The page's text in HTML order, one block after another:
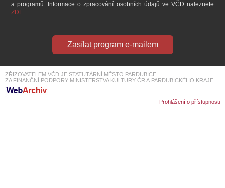
a programů. Informace o zpracování osobních údajů ve VČD naleznete
ZDE
Zasílat program e-mailem
ZŘIZOVATELEM VČD JE STATUTÁRNÍ MĚSTO PARDUBICE
ZA FINANČNÍ PODPORY MINISTERSTVA KULTURY ČR A PARDUBICKÉHO KRAJE
Prohlášení o přístupnosti